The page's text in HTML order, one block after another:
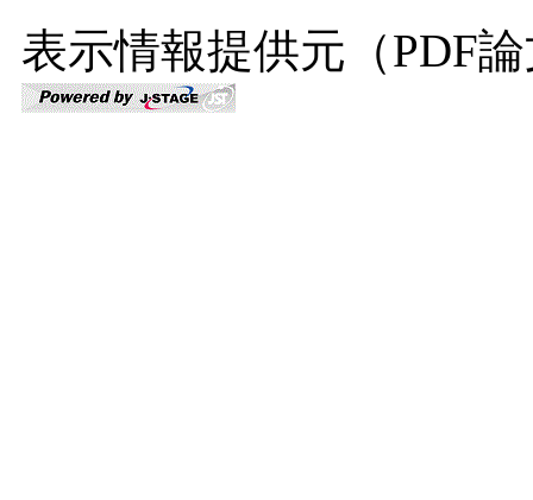
表示情報提供元（PDF